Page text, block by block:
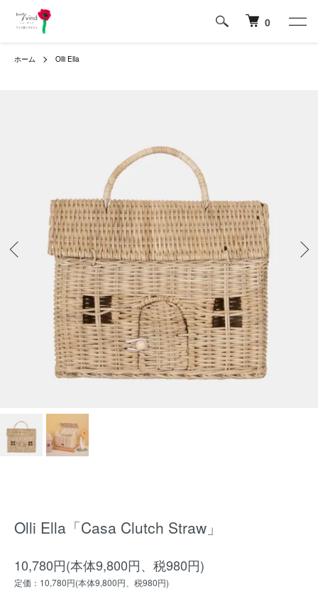
0
ホーム Olli Ella
Olli Ella「Casa Clutch Straw」
10,780円(本体9,800円、税980円)
定価：10,780円(本体9,800円、税980円)